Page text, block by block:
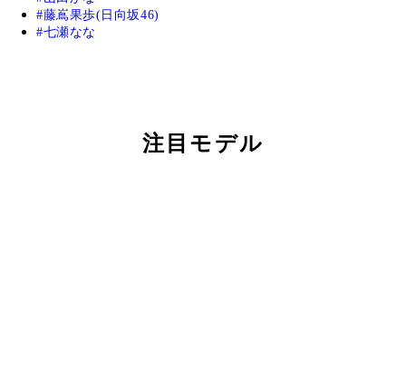
藤嶌果歩(日向坂46)
七瀬なな
注目モデル